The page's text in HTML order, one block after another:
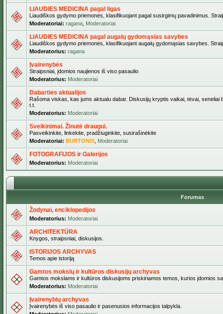
LIAUDIES MEDICINA pagal ligas
Liaudiškos gydymo priemonės, klasifikuojant pagal susirgimų pavadinimus.
Moderatoriai: ragana Moderatoriai
LIAUDIES MEDICINA pagal augalų gydomąsias savybes
Liaudiškos gydymo priemonės, klasifikuojant augalų gydomąsias savybes.
Moderatorius: ragana
Įvairenybės
Straipsniai, įdomios naujienos iš viso pasaulio
Moderatorius: Moderatoriai
Dabarties aktualijos
Rašoma viskas, kas jums aktualu dabar. Diskusijų kryptis vaikai, tėvai, seneliai
t.t.
Moderatorius: Moderatoriai
Sveikinimai. Žinutė draugui.
Pasveikinkite, linkėkite, pradžiuginkite, susirašinėkite
Moderatoriai: BURTONIS Moderatoriai
FOTOGRAFIJOS ir Galerijos
Moderatorius: Moderatoriai
Forumas
Žodynai, enciklopedijos
Moderatorius: Moderatoriai
ARCHITEKTŪRA
Knygos, straipsniai, diskusijos.
ISTORIJOS ARCHYVAS
Temos apie istoriją
Gamtos mokslų ir kultūros diskusijų archyvas
Gamtos mokslams ir kultūros diskusijoms priskiriamos temos, kurios įdomios
Moderatorius: Moderatoriai
Įvairenybių archyvas
Įvairenybės iš viso pasaulio ir pasenusios informacijos talpykla.